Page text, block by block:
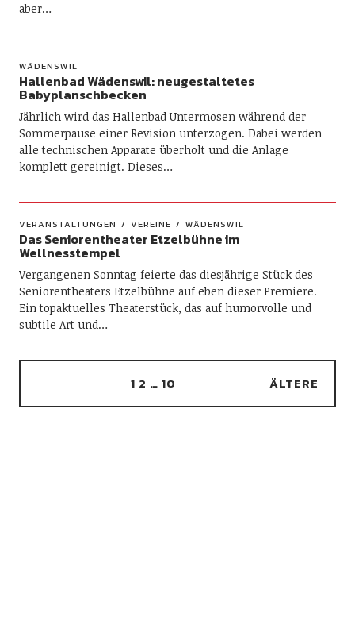
aber…
WÄDENSWIL
Hallenbad Wädenswil: neugestaltetes
Babyplanschbecken
Jährlich wird das Hallenbad Untermosen während der
Sommerpause einer Revision unterzogen. Dabei werden
alle technischen Apparate überholt und die Anlage
komplett gereinigt. Dieses…
VERANSTALTUNGEN VEREINE WÄDENSWIL
Das Seniorentheater Etzelbühne im
Wellnesstempel
Vergangenen Sonntag feierte das diesjährige Stück des
Seniorentheaters Etzelbühne auf eben dieser Premiere.
Ein topaktuelles Theaterstück, das auf humorvolle und
subtile Art und…
1 2 … 10 ÄLTERE